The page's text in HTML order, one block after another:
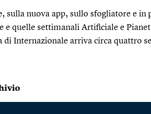
sulla nuova app, sullo sfogliatore e
quelle settimanali Artificiale e
di Internazionale arriva circa quattro